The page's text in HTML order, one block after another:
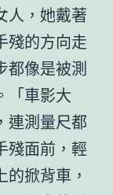
人，她戴著
殘的方向走
都像是被測
「車影大
連測量尺都
殘面前，輕
掀背車，